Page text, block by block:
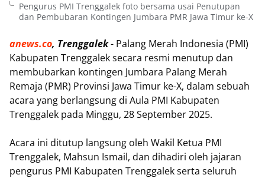
Pengurus PMI Trenggalek foto bersama usai Penutupan
dan Pembubaran Kontingen Jumbara PMR Jawa Timur ke-X
anews.co, Trenggalek- Palang Merah Indonesia (PMI)
Kabupaten Trenggalek secara resmi menutup dan
membubarkan kontingen Jumbara Palang Merah
Remaja (PMR) Provinsi Jawa Timur ke-X, dalam sebuah
acara yang berlangsung di Aula PMI Kabupaten
Trenggalek pada Minggu, 28 September 2025.
Acara ini ditutup langsung oleh Wakil Ketua PMI
Trenggalek, Mahsun Ismail, dan dihadiri oleh jajaran
pengurus PMI Kabupaten Trenggalek serta seluruh